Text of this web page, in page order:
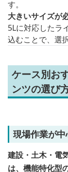
す。
大きいサイズが
5Lに対応したラ
込むことで、選
ケース別お
ンツの選び
現場作業が
建設・土木・電
は、機能特化型